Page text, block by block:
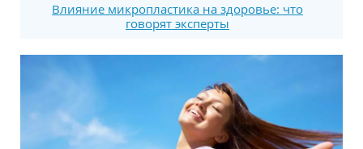
Влияние микропластика на здоровье: что
говорят эксперты